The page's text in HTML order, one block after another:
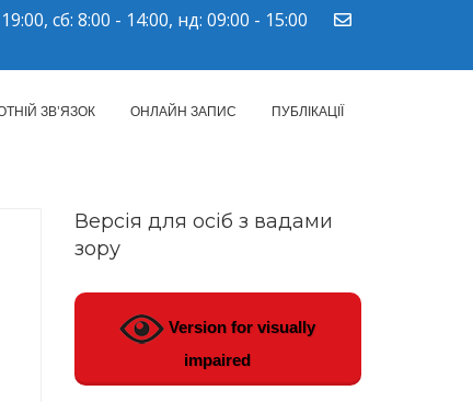
сб: 8:00 - 14:00, нд: 09:00 - 15:00
ЗВ’ЯЗОК ОНЛАЙН ЗАПИС ПУБЛІКАЦІЇ
Версія для осіб з вадами
зору
Version for visually
impaired